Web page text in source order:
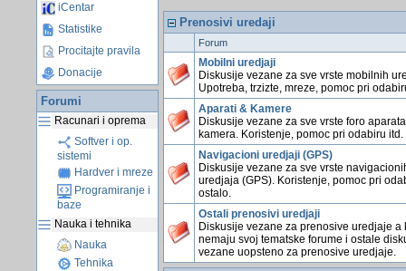
iCentar
Statistike
Procitajte pravila
Donacije
Forumi
Racunari i oprema
Softver i op.
sistemi
Hardver i mreze
Programiranje i
baze
Nauka i tehnika
Nauka
Tehnika
Prenosivi uredaji
Forum
Mobilni uredjaji
Diskusije vezane za sve vrste mobilnih
Upotreba, trzizte, mreze, pomoc pri
Aparati & Kamere
Diskusije vezane za sve vrste foro
kamera. Koristenje, pomoc pri odabiru itd.
Navigacioni uredjaji (GPS)
Diskusije vezane za sve vrste
uredjaja (GPS). Koristenje, pomoc pri
ostalo.
Ostali prenosivi uredjaji
Diskusije vezane za prenosive uredjaje a
nemaju svoj tematske forume i ostale
vezane uopsteno za prenosive uredjaje.